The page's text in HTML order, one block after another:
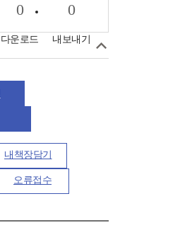
0
다운로드
0
내보내기
내책장담기
오류접수